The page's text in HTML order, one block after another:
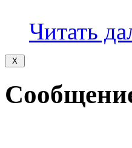
Читать